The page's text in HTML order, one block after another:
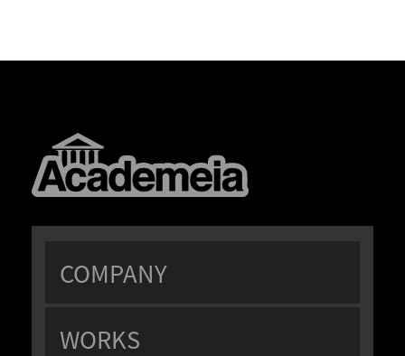
COMPANY
WORKS